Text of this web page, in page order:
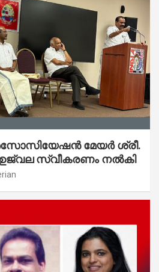
മേയർ ശ്രീ.
വി. വി. രാജേഷിന് ഉജ്വല സ്വീകരണം നൽകി